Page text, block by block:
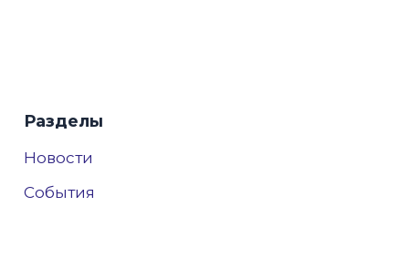
Разделы
Новости
События